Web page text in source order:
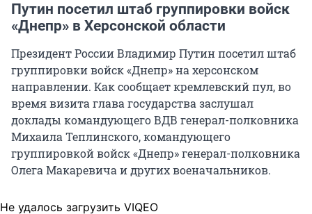
Путин посетил штаб группировки войск
«Днепр» в Херсонской области
Президент России Владимир Путин посетил штаб
группировки войск «Днепр» на херсонском
направлении. Как сообщает кремлевский пул, во
время визита глава государства заслушал
доклады командующего ВДВ генерал-полковника
Михаила Теплинского, командующего
группировкой войск «Днепр» генерал-полковника
Олега Макаревича и других военачальников.
Не удалось загрузить VIQEO